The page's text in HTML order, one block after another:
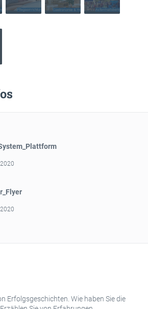
Erfolgsgeschichten. Wie haben Sie die